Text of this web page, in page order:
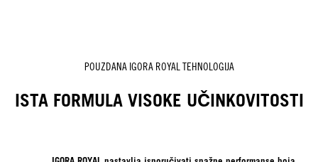
POUZDANA IGORA ROYAL TEHNOLOGIJA
ISTA FORMULA VISOKE UČINKOVITOSTI